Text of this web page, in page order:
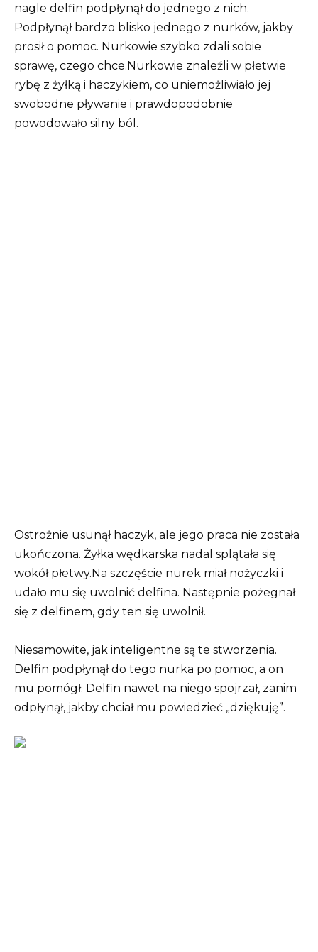
nagle delfin podpłynął do jednego z nich.
Podpłynął bardzo blisko jednego z nurków, jakby
prosił o pomoc. Nurkowie szybko zdali sobie
sprawę, czego chce.Nurkowie znaleźli w płetwie
rybę z żyłką i haczykiem, co uniemożliwiało jej
swobodne pływanie i prawdopodobnie
powodowało silny ból.
Ostrożnie usunął haczyk, ale jego praca nie została
ukończona. Żyłka wędkarska nadal splątała się
wokół płetwy.Na szczęście nurek miał nożyczki i
udało mu się uwolnić delfina. Następnie pożegnał
się z delfinem, gdy ten się uwolnił.
Niesamowite, jak inteligentne są te stworzenia.
Delfin podpłynął do tego nurka po pomoc, a on
mu pomógł. Delfin nawet na niego spojrzał, zanim
odpłynął, jakby chciał mu powiedzieć „dziękuję”.